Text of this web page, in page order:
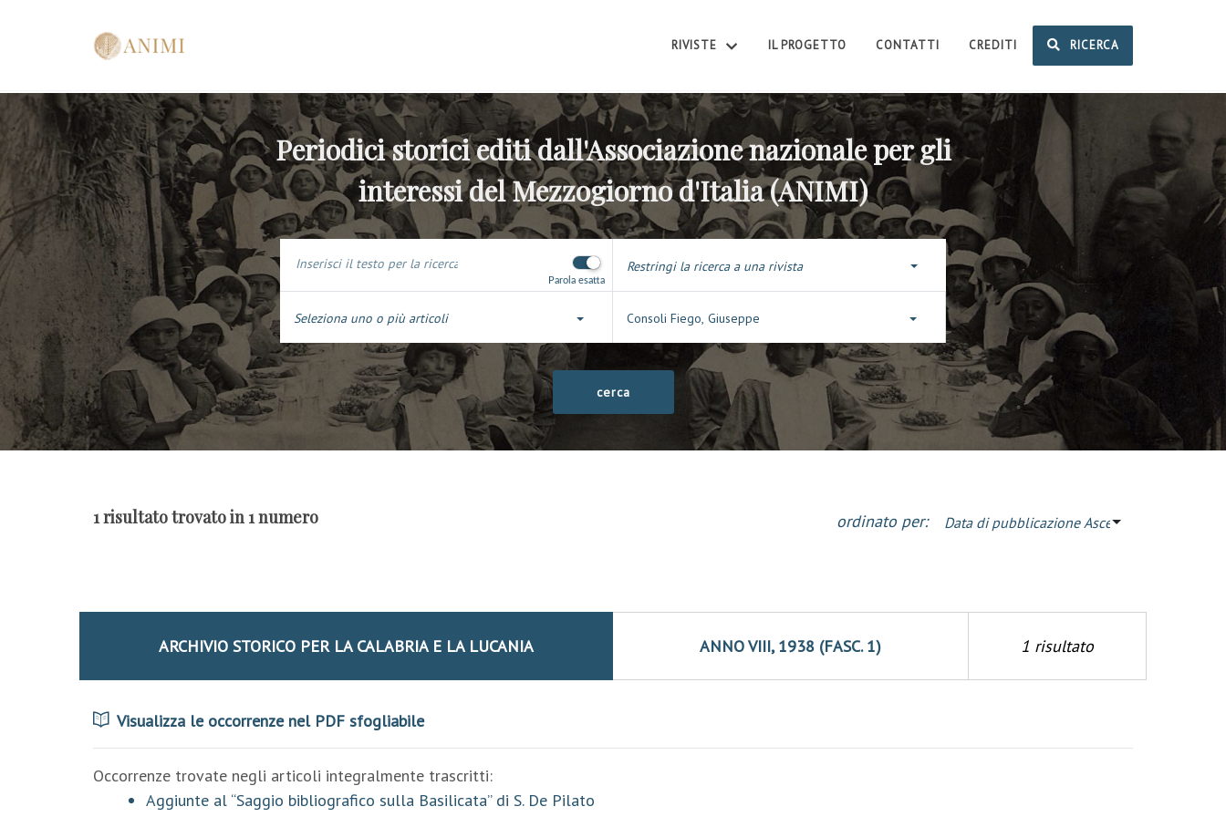
RIVISTE IL PROGETTO CONTATTI CREDITI RICERCA
Periodici storici editi dall'Associazione nazionale per gli
interessi del Mezzogiorno d'Italia (ANIMI)
Parola esatta
Restringi la ricerca a una rivista
Seleziona uno o più articoli Consoli Fiego, Giuseppe
1 risultato trovato in 1 numero ordinato per: Data di pubblicazione Ascendente
ARCHIVIO STORICO PER LA CALABRIA E LA LUCANIA ANNO VIII, 1938 (FASC. 1) 1 risultato
Visualizza le occorrenze nel PDF sfogliabile
Occorrenze trovate negli articoli integralmente trascritti:
Aggiunte al “Saggio bibliografico sulla Basilicata” di S. De Pilato